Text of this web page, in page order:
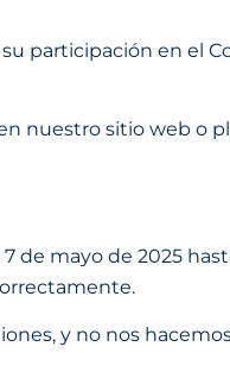
participación en el
nuestro sitio web o
de mayo de 2025
y no nos